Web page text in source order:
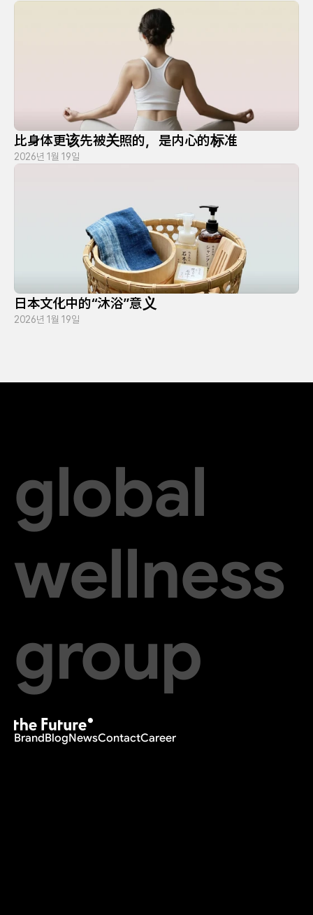
比身体更该先被关照的，是内心的标准
2026년 1월 19일
日本文化中的“沐浴”意义
2026년 1월 19일
global
wellness
group
BrandBlogNewsContactCareer